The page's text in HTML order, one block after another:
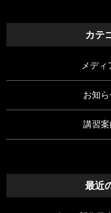
カテ
メディ
お知
講習案
最近